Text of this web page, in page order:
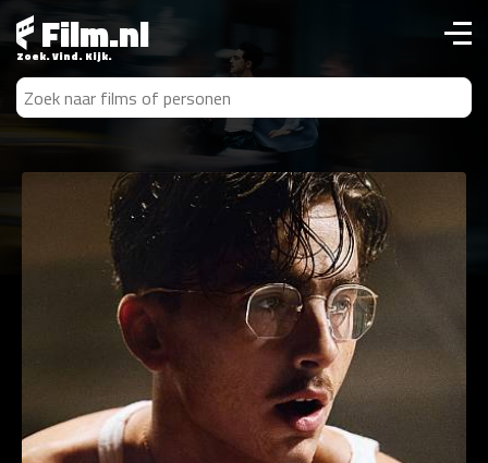
Film.nl
Zoek. Vind. Kijk.